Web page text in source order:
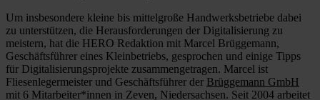
Um insbesondere kleine bis mittelgroße Handwerksbetriebe dabei
zu unterstützen, die Herausforderungen der Digitalisierung zu
meistern, hat die HERO Redaktion mit Marcel Brüggemann,
Geschäftsführer eines Kleinbetriebs, gesprochen und einige Tipps
für Digitalisierungsprojekte zusammengetragen. Marcel ist
Fliesenlegermeister und Geschäftsführer der Brüggemann GmbH
mit 6 Mitarbeiter*innen in Zeven, Niedersachsen. Seit 2004 arbeitet